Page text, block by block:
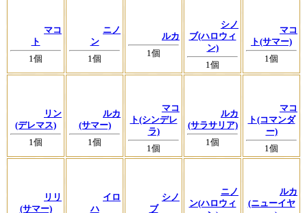
マコ
ト
1個
ニノ
ン
1個
ルカ
1個
シノ
ブ(ハロウィ
ン)
1個
マコ
ト(サマー)
1個
リン
(デレマス)
1個
ルカ
(サマー)
1個
マコ
ト(シンデレ
ラ)
1個
ルカ
(サラサリア)
1個
マコ
ト(コマンダ
ー)
1個
リリ
(サマー)
イロ
ハ
シノ
ブ
ニノ
ン(ハロウィ
ルカ
(ニューイヤ